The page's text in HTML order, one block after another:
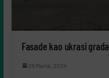
Fasade kao ukrasi grada
29 Marta, 2024